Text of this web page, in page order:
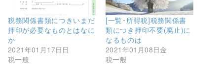
で
共
有
(
新
ウ
ィ
ン
に
は
ク
リ
ッ
ク
て
く
リ
ク
を
送
新
し
税務関係書類につきいまだ
押印が必要なものとはなに
か
2021年01月17日日
税一般
[一覧･所得税]税務関係書
類につき押印不要(廃止)に
なるものは
2021年01月08日金
税一般